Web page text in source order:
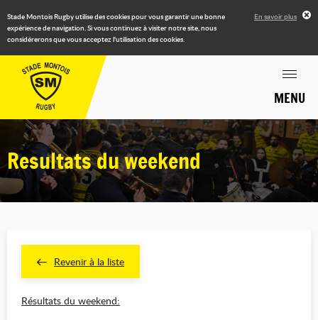
Stade Montois Rugby utilise des cookies pour vous garantir une bonne
expérience de navigation. Si vous continuez à visiter notre site, nous
considérerons que vous acceptez l'utilisation des cookies.
En savoir plus
MENU
Resultats du weekend
Revenir à la liste
Résultats du weekend: